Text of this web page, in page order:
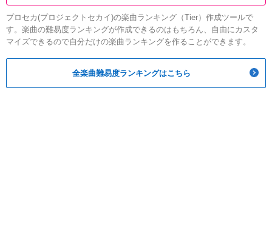
プロセカ(プロジェクトセカイ)の楽曲ランキング（Tier）作成ツールで
す。楽曲の難易度ランキングが作成できるのはもちろん、自由にカスタ
マイズできるので自分だけの楽曲ランキングを作ることができます。
全楽曲難易度ランキングはこちら